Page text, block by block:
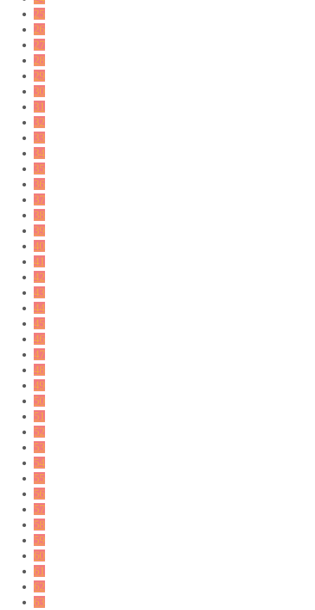
25
26
27
28
29
30
31
32
33
34
35
36
37
38
39
40
41
42
43
44
45
46
47
48
49
50
51
52
53
54
55
56
57
58
59
60
61
62
63